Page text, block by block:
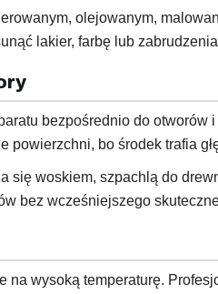
olejowanym,
lakier, farbę lub
bezpośrednio do
powierzchni, bo środek trafia
się woskiem, szpachlą do
bez wcześniejszego
na wysoką temperaturę.